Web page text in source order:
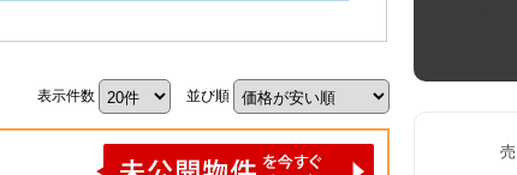
表示件数 並び順